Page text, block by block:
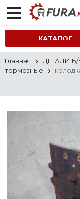
КАТАЛОГ
Главная ДЕТАЛИ Б/
тормозные